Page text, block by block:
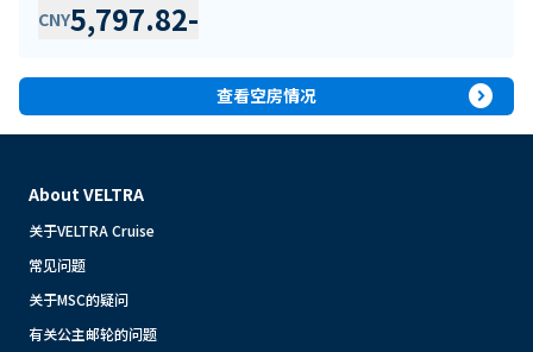
CNY5,797.82-
查看空房情况 expand_circle_right
About VELTRA
关于VELTRA Cruise
常见问题
关于MSC的疑问
有关公主邮轮的问题